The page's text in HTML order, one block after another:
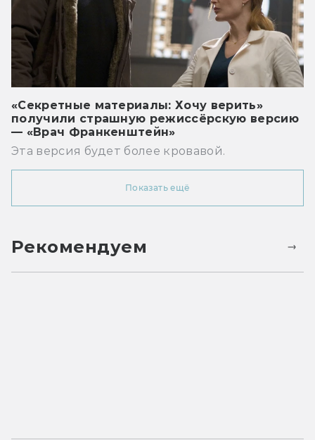
«Секретные материалы: Хочу верить»
получили страшную режиссёрскую версию
— «Врач Франкенштейн»
Эта версия будет более кровавой.
Показать ещё
Рекомендуем